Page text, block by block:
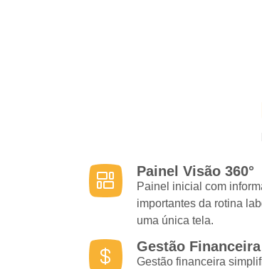
Painel Visão 360°
Painel inicial com
importantes da rotina
uma única tela.
Gestão Financeira
Gestão financeira